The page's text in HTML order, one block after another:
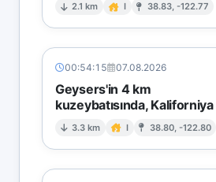
2.1 km I 38.83, -122.77
00:54:15 07.08.2026
Geysers'in 4 km
kuzeybatısında, Kaliforniya
3.3 km I 38.80, -122.80